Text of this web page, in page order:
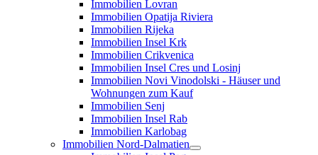
Immobilien Lovran
Immobilien Opatija Riviera
Immobilien Rijeka
Immobilien Insel Krk
Immobilien Crikvenica
Immobilien Insel Cres und Losinj
Immobilien Novi Vinodolski - Häuser und
Wohnungen zum Kauf
Immobilien Senj
Immobilien Insel Rab
Immobilien Karlobag
Immobilien Nord-Dalmatien